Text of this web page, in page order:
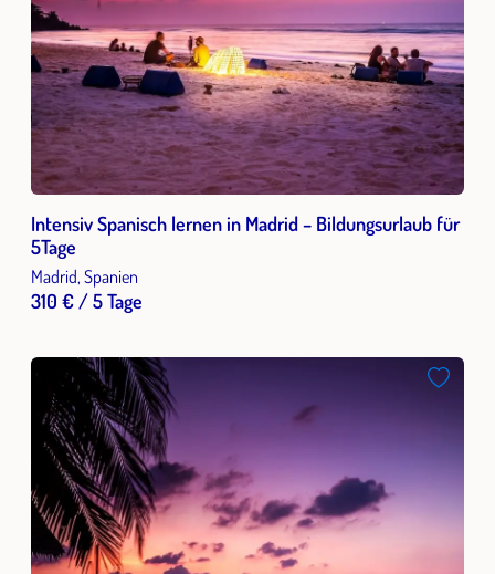
Intensiv Spanisch lernen in Madrid – Bildungsurlaub für
5Tage
Madrid, Spanien
310 € / 5 Tage